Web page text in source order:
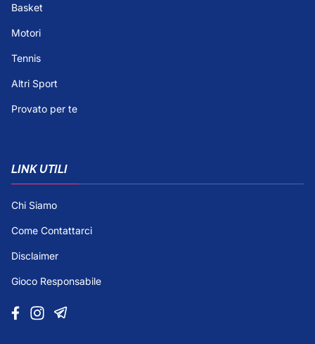
Basket
Motori
Tennis
Altri Sport
Provato per te
LINK UTILI
Chi Siamo
Come Contattarci
Disclaimer
Gioco Responsabile